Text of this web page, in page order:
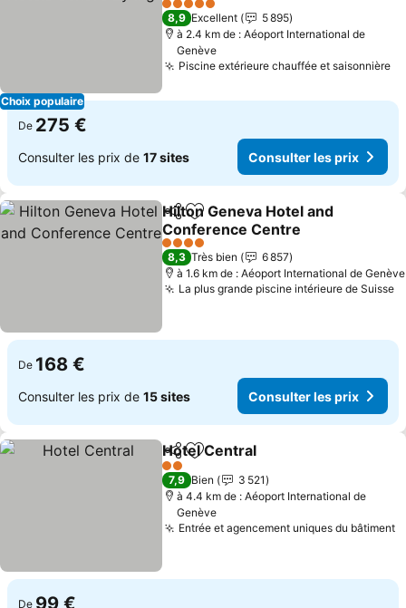
Choix populaire
5 Étoiles
8,9 Excellent
5 895
à 2.4 km de : Aéoport International de
Genève
Piscine extérieure chauffée et saisonnière
De 275 €
Consulter les prix de 17 sites Consulter les prix
PartagerAjouter à mes favoris
Hilton Geneva Hotel and
Conference Centre
4 Étoiles
8,3 Très bien
6 857
à 1.6 km de : Aéoport International de Genève
La plus grande piscine intérieure de Suisse
De 168 €
Consulter les prix de 15 sites Consulter les prix
PartagerAjouter à mes favoris
Hotel Central
2 Étoiles
7,9 Bien
3 521
à 4.4 km de : Aéoport International de
Genève
Entrée et agencement uniques du bâtiment
De 99 €